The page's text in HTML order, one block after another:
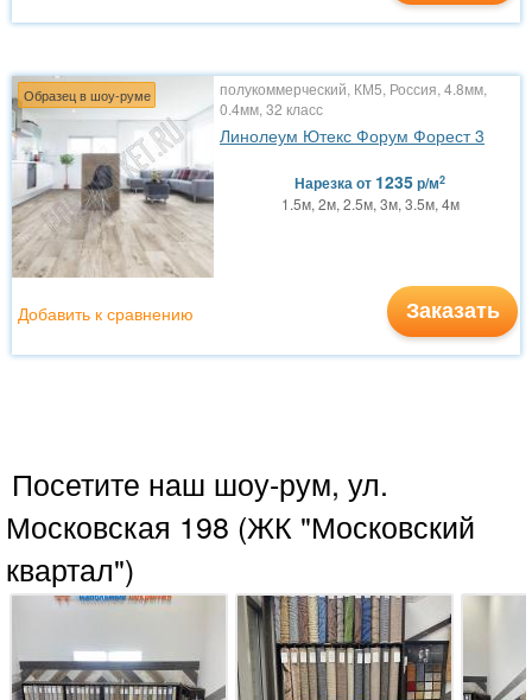
Образец в шоу-руме
полукоммерческий, КМ5, Россия, 4.8мм,
0.4мм, 32 класс
Линолеум Ютекс Форум Форест 3
Нарезкаот 1235р/м2
1.5м, 2м, 2.5м, 3м, 3.5м, 4м
Заказать
Добавить к сравнению
Посетите наш шоу-рум, ул.
Московская 198 (ЖК "Московский
квартал")